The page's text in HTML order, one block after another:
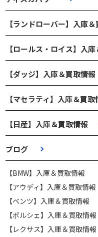
【ランドローバー】入庫
【ロールス・ロイス】入
【ダッジ】入庫＆買取情報
【マセラティ】入庫＆買取
【日産】入庫＆買取情報
ブログ
【BMW】入庫＆買取情報
【アウディ】入庫＆買取情報
【ベンツ】入庫＆買取情報
【ポルシェ】入庫＆買取情報
【レクサス】入庫＆買取情報